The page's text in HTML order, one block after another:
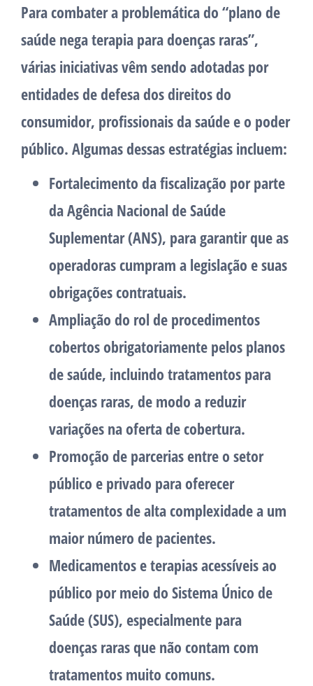
Para combater a problemática do “plano de
saúde nega terapia para doenças raras”,
várias iniciativas vêm sendo adotadas por
entidades de defesa dos direitos do
consumidor, profissionais da saúde e o poder
público. Algumas dessas estratégias incluem:
Fortalecimento da fiscalização por parte
da Agência Nacional de Saúde
Suplementar (ANS), para garantir que as
operadoras cumpram a legislação e suas
obrigações contratuais.
Ampliação do rol de procedimentos
cobertos obrigatoriamente pelos planos
de saúde, incluindo tratamentos para
doenças raras, de modo a reduzir
variações na oferta de cobertura.
Promoção de parcerias entre o setor
público e privado para oferecer
tratamentos de alta complexidade a um
maior número de pacientes.
Medicamentos e terapias acessíveis ao
público por meio do Sistema Único de
Saúde (SUS), especialmente para
doenças raras que não contam com
tratamentos muito comuns.